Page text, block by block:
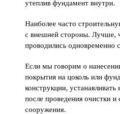
утеплив фундамент внутри.
Наиболее часто
с внешней стороны. Лучше,
проводились одновременно
Если мы говорим о
покрытия на цоколь или
конструкции,
после проведения очистки и
сооружения.